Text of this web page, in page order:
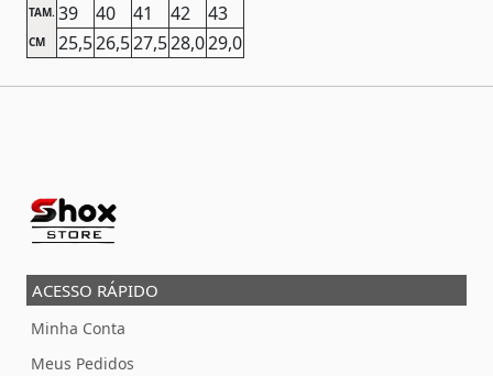
TAM. 39 40 41 42 43
CM 25,526,527,528,029,0
ACESSO RÁPIDO
Minha Conta
Meus Pedidos